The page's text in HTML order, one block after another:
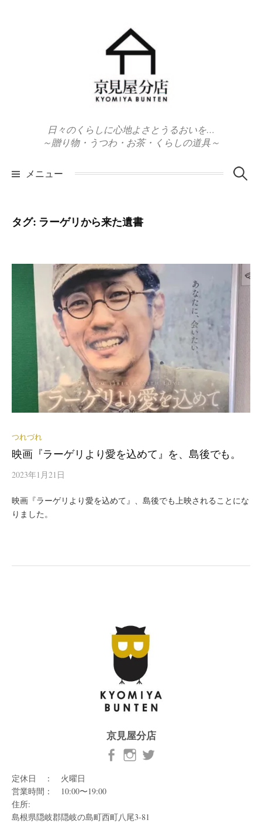
日々のくらしに心地よさとうるおいを…
～贈り物・うつわ・お茶・くらしの道具～
メニュー 検
タグ: ラーゲリから来た遺書
つれづれ
映画『ラーゲリより愛を込めて』を、島後でも。
2023年1月21日
映画『ラーゲリより愛を込めて』、島後でも上映されることにな
りました。
京見屋分店
定休日 ： 火曜日
営業時間： 10:00〜19:00
住所:
島根県隠岐郡隠岐の島町西町八尾3-81